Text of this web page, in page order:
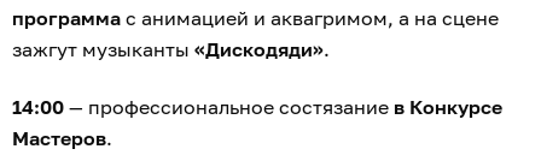
программа с анимацией и аквагримом, а на сцене
зажгут музыканты «Дискодяди».
14:00 — профессиональное состязание в Конкурсе
Мастеров.